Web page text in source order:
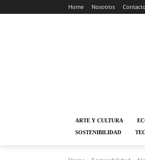
Home Nosotros Contacto
ARTE Y CULTURA
SOSTENIBILIDAD